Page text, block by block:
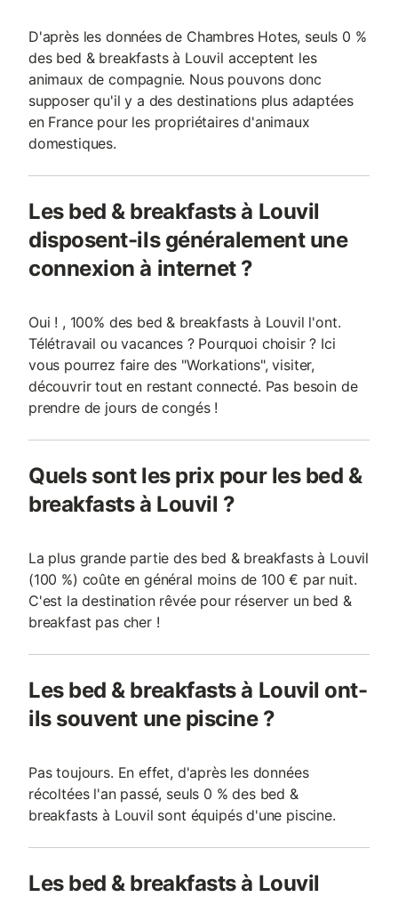
D'après les données de Chambres Hotes, seuls 0 %
des bed & breakfasts à Louvil acceptent les
animaux de compagnie. Nous pouvons donc
supposer qu'il y a des destinations plus adaptées
en France pour les propriétaires d'animaux
domestiques.
Les bed & breakfasts à Louvil
disposent-ils généralement une
connexion à internet ?
Oui ! , 100% des bed & breakfasts à Louvil l'ont.
Télétravail ou vacances ? Pourquoi choisir ? Ici
vous pourrez faire des "Workations", visiter,
découvrir tout en restant connecté. Pas besoin de
prendre de jours de congés !
Quels sont les prix pour les bed &
breakfasts à Louvil ?
La plus grande partie des bed & breakfasts à Louvil
(100 %) coûte en général moins de 100 € par nuit.
C'est la destination rêvée pour réserver un bed &
breakfast pas cher !
Les bed & breakfasts à Louvil ont-
ils souvent une piscine ?
Pas toujours. En effet, d'après les données
récoltées l'an passé, seuls 0 % des bed &
breakfasts à Louvil sont équipés d'une piscine.
Les bed & breakfasts à Louvil